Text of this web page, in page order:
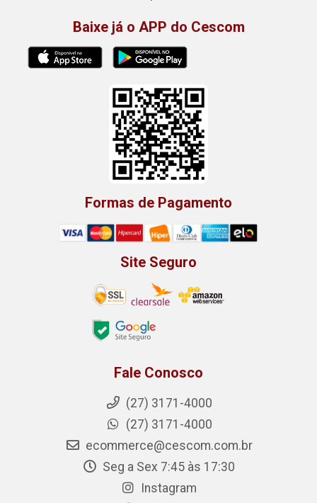
Baixe já o APP do Cescom
Formas de Pagamento
Site Seguro
Fale Conosco
(27) 3171-4000
(27) 3171-4000
ecommerce@cescom.com.br
Seg a Sex 7:45 às 17:30
Instagram